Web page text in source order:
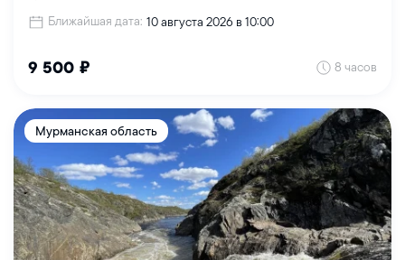
Ближайшая дата: 10 августа 2026 в 10:00
9 500 ₽ 8 часов
Мурманская область